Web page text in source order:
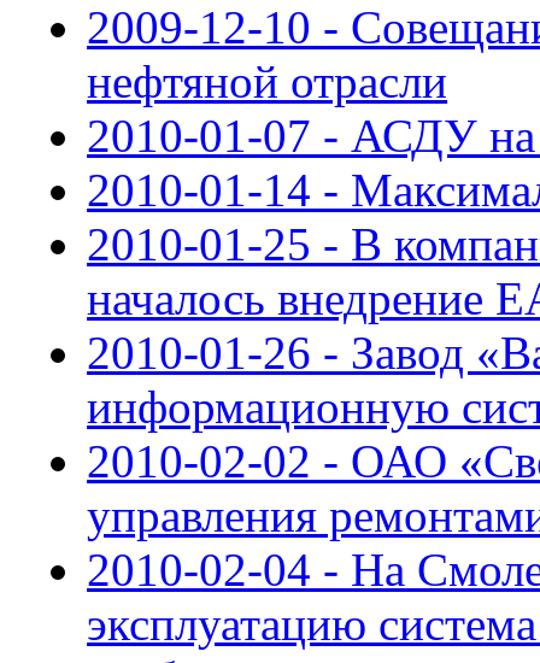
2009-12-10 -
нефтяной отрасли
2010-01-07 - АСДУ на
2010-01-14 -
2010-01-25 - В
началось внедрение
2010-01-26 - Завод
информационную
2010-02-02 - ОАО
управления
2010-02-04 - На
эксплуатацию